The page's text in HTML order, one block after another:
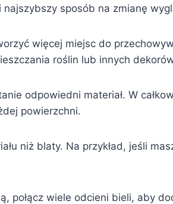
sposób na zmianę
więcej miejsc do
roślin lub innych
odpowiedni materiał. W
powierzchni.
niż blaty. Na przykład, jeśli
połącz wiele odcieni bieli, aby